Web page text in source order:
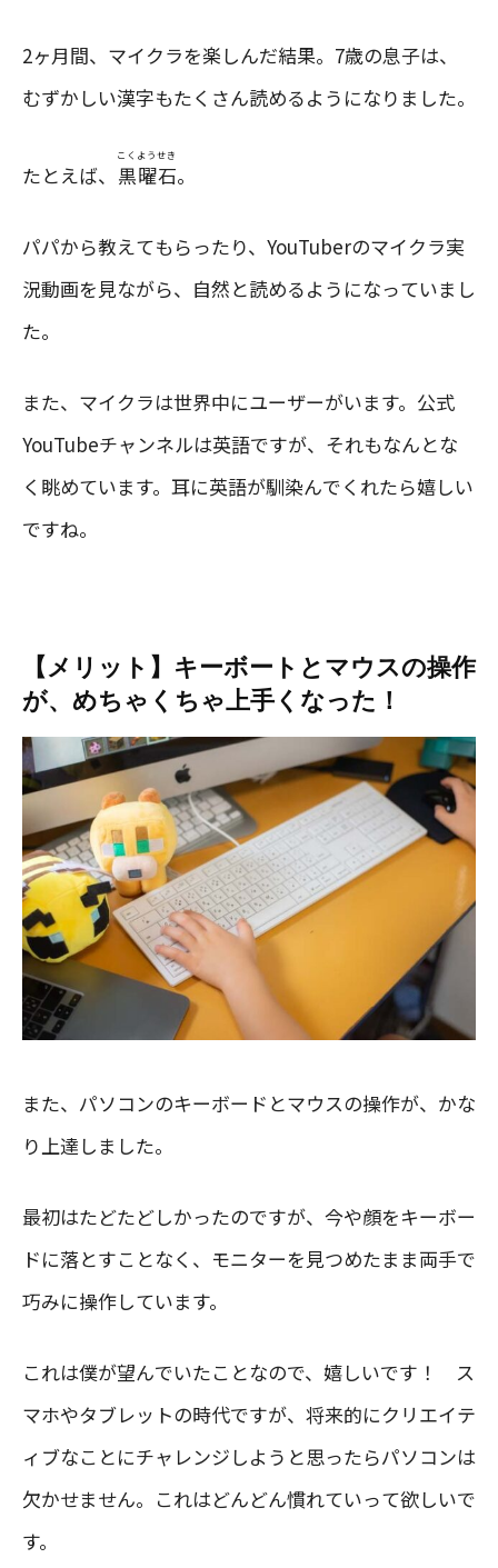
2ヶ月間、マイクラを楽しんだ結果。7歳の息子は、
むずかしい漢字もたくさん読めるようになりました。
たとえば、 黒曜石
こくようせき
。
パパから教えてもらったり、YouTuberのマイクラ実
況動画を見ながら、自然と読めるようになっていまし
た。
また、マイクラは世界中にユーザーがいます。公式
YouTubeチャンネルは英語ですが、それもなんとな
く眺めています。耳に英語が馴染んでくれたら嬉しい
ですね。
【メリット】キーボートとマウスの操作
が、めちゃくちゃ上手くなった！
また、パソコンのキーボードとマウスの操作が、かな
り上達しました。
最初はたどたどしかったのですが、今や顔をキーボー
ドに落とすことなく、モニターを見つめたまま両手で
巧みに操作しています。
これは僕が望んでいたことなので、嬉しいです！ ス
マホやタブレットの時代ですが、将来的にクリエイテ
ィブなことにチャレンジしようと思ったらパソコンは
欠かせません。これはどんどん慣れていって欲しいで
す。